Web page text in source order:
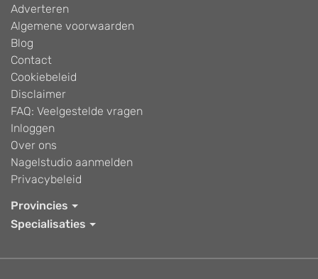
Adverteren
Algemene voorwaarden
Blog
Contact
Cookiebeleid
Disclaimer
FAQ: Veelgestelde vragen
Inloggen
Over ons
Nagelstudio aanmelden
Privacybeleid
Provincies
Specialisaties